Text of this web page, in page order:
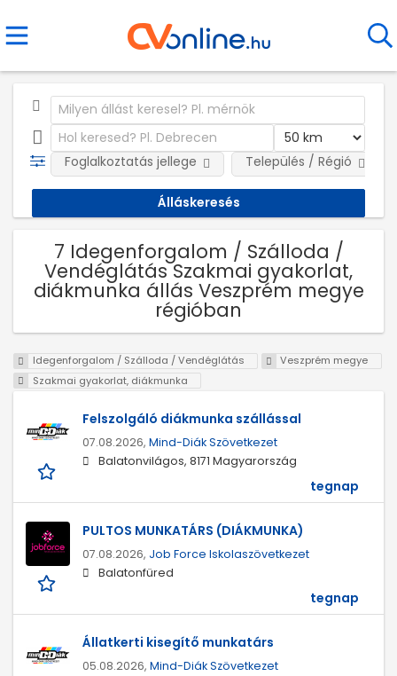
Foglalkoztatás jellege Település / Régió
7 Idegenforgalom / Szálloda /
Vendéglátás Szakmai gyakorlat,
diákmunka állás Veszprém megye
régióban
Idegenforgalom / Szálloda / Vendéglátás
Veszprém megye
Szakmai gyakorlat, diákmunka
Felszolgáló diákmunka szállással
07.08.2026, Mind-Diák Szövetkezet
Balatonvilágos, 8171 Magyarország
tegnap
PULTOS MUNKATÁRS (DIÁKMUNKA)
07.08.2026, Job Force Iskolaszövetkezet
Balatonfüred
tegnap
Állatkerti kisegítő munkatárs
05.08.2026, Mind-Diák Szövetkezet